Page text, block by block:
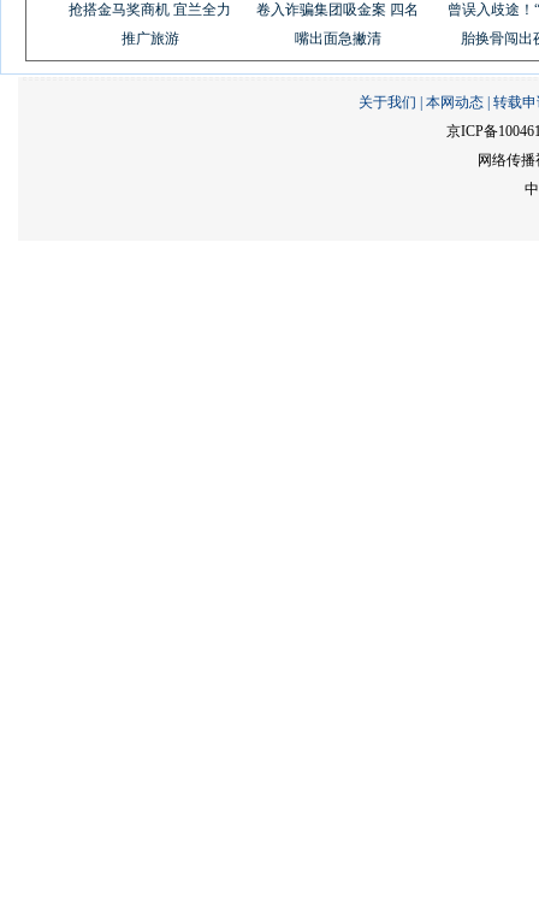
抢搭金马奖商机 宜兰全力
推广旅游
卷入诈骗集团吸金案 四名
嘴出面急撇清
曾误入歧途！
胎换骨闯出
关于我们 本网动态 转载
京ICP备
网络传